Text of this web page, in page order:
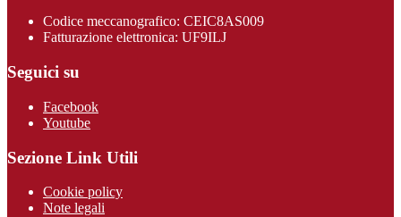
Codice meccanografico: CEIC8AS009
Fatturazione elettronica: UF9ILJ
Seguici su
Facebook
Youtube
Sezione Link Utili
Cookie policy
Note legali